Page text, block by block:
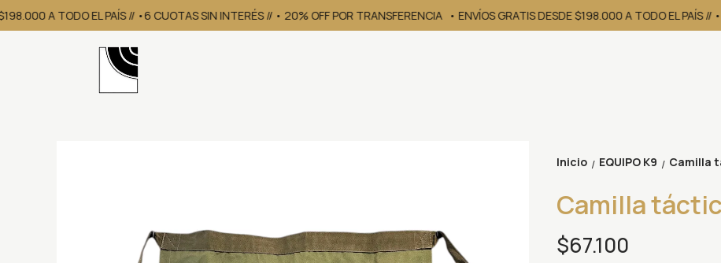
A TODO EL PAÍS // •6 CUOTAS SIN INTERÉS // • 20% OFF POR TRANSFERENCIA • ENVÍOS GRATIS DESDE $198.000 A TODO EL PAÍS //
Inicio / EQUIPO K9 / Camilla
Camilla
$67.100